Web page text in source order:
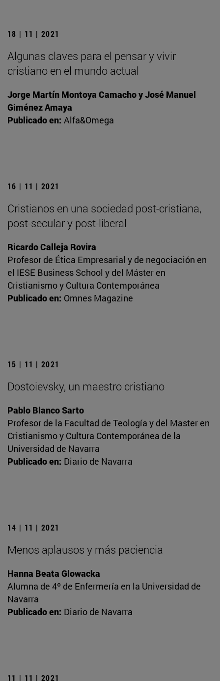
18 | 11 | 2021
Algunas claves para el pensar y vivir
cristiano en el mundo actual
Jorge Martín Montoya Camacho y José Manuel
Giménez Amaya
Publicado en: Alfa&Omega
16 | 11 | 2021
Cristianos en una sociedad post-cristiana,
post-secular y post-liberal
Ricardo Calleja Rovira
Profesor de Ética Empresarial y de negociación en
el IESE Business School y del Máster en
Cristianismo y Cultura Contemporánea
Publicado en: Omnes Magazine
15 | 11 | 2021
Dostoievsky, un maestro cristiano
Pablo Blanco Sarto
Profesor de la Facultad de Teología y del Master en
Cristianismo y Cultura Contemporánea de la
Universidad de Navarra
Publicado en: Diario de Navarra
14 | 11 | 2021
Menos aplausos y más paciencia
Hanna Beata Glowacka
Alumna de 4º de Enfermería en la Universidad de
Navarra
Publicado en: Diario de Navarra
11 | 11 | 2021